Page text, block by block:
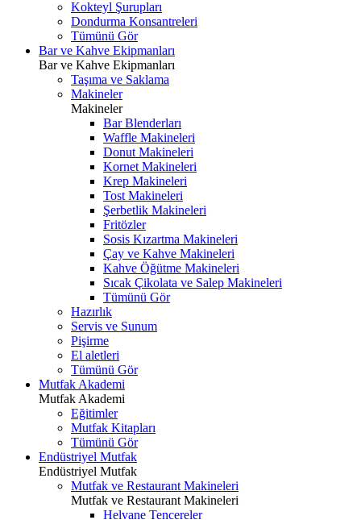
Kokteyl Şurupları
Dondurma Konsantreleri
Tümünü Gör
Bar ve Kahve Ekipmanları
Bar ve Kahve Ekipmanları
Taşıma ve Saklama
Makineler
Makineler
Bar Blenderları
Waffle Makineleri
Donut Makineleri
Kornet Makineleri
Krep Makineleri
Tost Makineleri
Şerbetlik Makineleri
Fritözler
Sosis Kızartma Makineleri
Çay ve Kahve Makineleri
Kahve Öğütme Makineleri
Sıcak Çikolata ve Salep Makineleri
Tümünü Gör
Hazırlık
Servis ve Sunum
Pişirme
El aletleri
Tümünü Gör
Mutfak Akademi
Mutfak Akademi
Eğitimler
Mutfak Kitapları
Tümünü Gör
Endüstriyel Mutfak
Endüstriyel Mutfak
Mutfak ve Restaurant Makineleri
Mutfak ve Restaurant Makineleri
Helvane Tencereler